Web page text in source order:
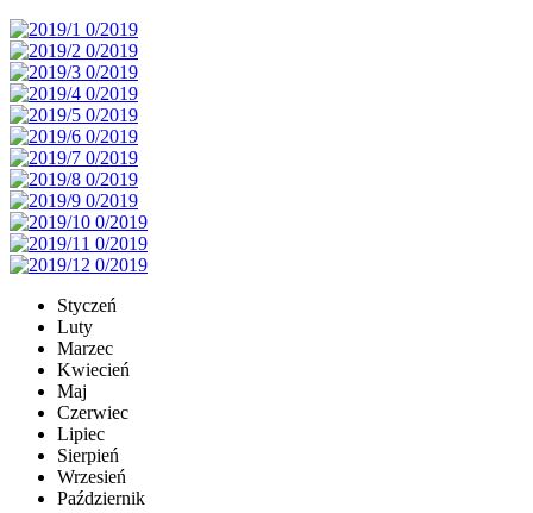
Styczeń
Luty
Marzec
Kwiecień
Maj
Czerwiec
Lipiec
Sierpień
Wrzesień
Październik